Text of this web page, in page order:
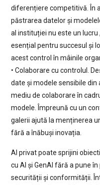
diferențiere competitivă. În
păstrarea datelor și
al instituției nu este un lucru
esențial pentru succesul și
acest control în mâinile
• Colaborare cu controlul.
date și modele sensibile
mediu de colaborare în
modele. Împreună cu un
galerii ajută la menținerea
fără a înăbuși inovația.
AI privat poate sprijini
cu AI și GenAI fără a pune
securității și conformității.